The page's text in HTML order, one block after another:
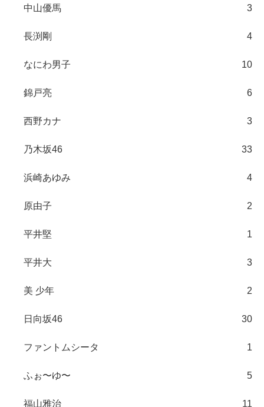
中山優馬 3
長渕剛 4
なにわ男子 10
錦戸亮 6
西野カナ 3
乃木坂46 33
浜崎あゆみ 4
原由子 2
平井堅 1
平井大 3
美 少年 2
日向坂46 30
ファントムシータ 1
ふぉ〜ゆ〜 5
福山雅治 11